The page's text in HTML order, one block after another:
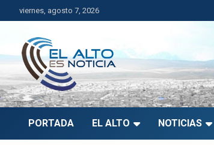
Saltar
al
contenido
viernes, agosto 7, 2026
El Alto es Noticia
Últimas noticias de El Alto, Bolivia y el mundo.
PORTADA EL ALTO NOTICIAS